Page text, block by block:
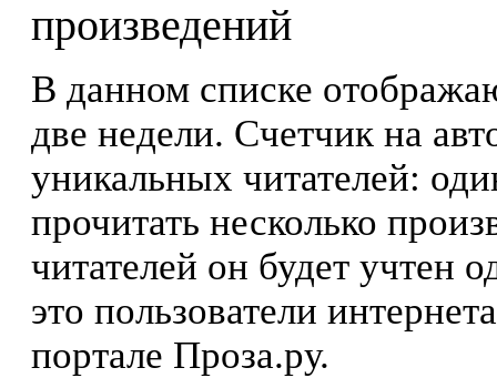
произведений
В данном списке
две недели. Счетчик на
уникальных читателей:
прочитать несколько
читателей он будет учтен
это пользователи
портале Проза.ру.